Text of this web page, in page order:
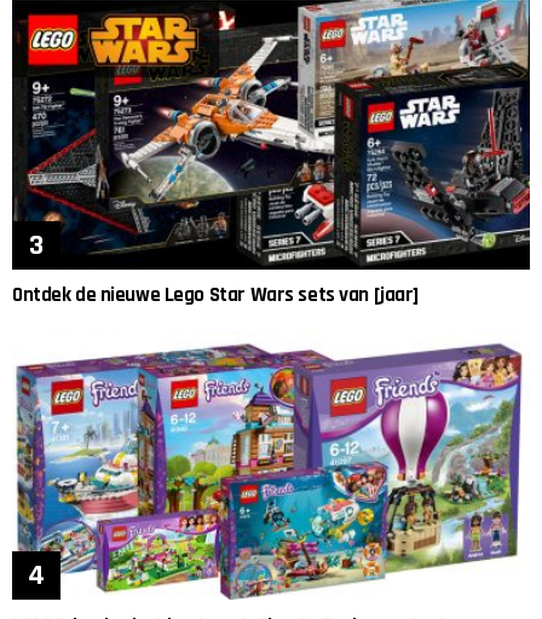
Ontdek de nieuwe Lego Star Wars sets van [jaar]